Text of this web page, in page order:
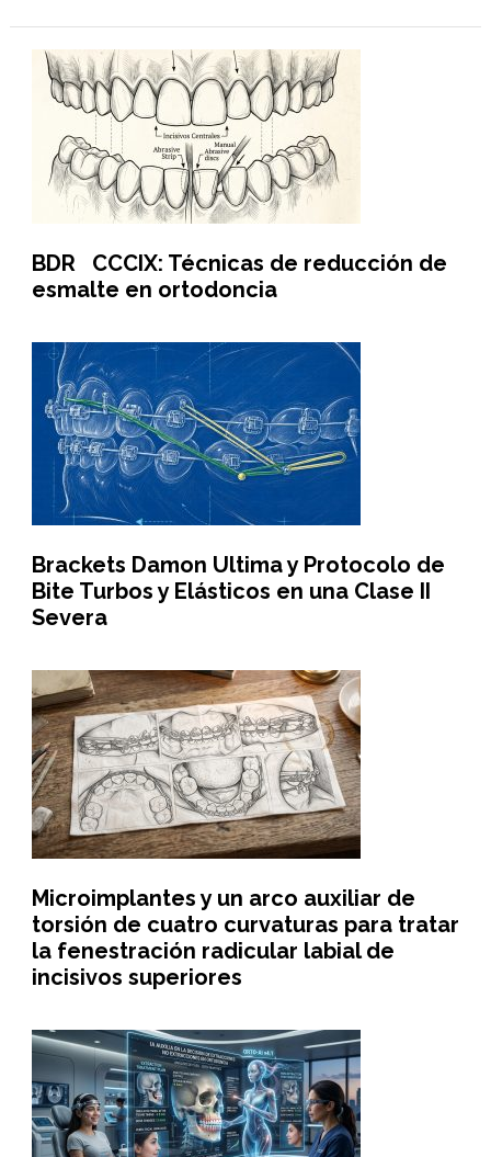
BDR CCCIX: Técnicas de reducción de
esmalte en ortodoncia
Brackets Damon Ultima y Protocolo de
Bite Turbos y Elásticos en una Clase II
Severa
Microimplantes y un arco auxiliar de
torsión de cuatro curvaturas para tratar
la fenestración radicular labial de
incisivos superiores